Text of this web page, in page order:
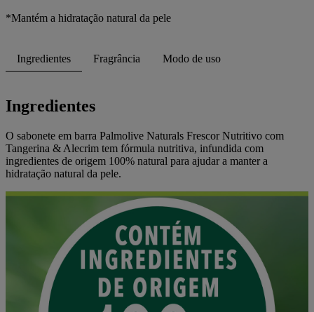
*Mantém a hidratação natural da pele
Ingredientes Fragrância Modo de uso
Ingredientes
O sabonete em barra Palmolive Naturals Frescor Nutritivo com
Tangerina & Alecrim tem fórmula nutritiva, infundida com
ingredientes de origem 100% natural para ajudar a manter a
hidratação natural da pele.